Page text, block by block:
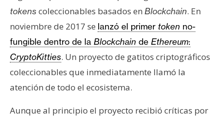
b
l
i
c
i
d
a
tokens coleccionables basados en Blockchain. En
noviembre de 2017 se lanzó el primer token no-
fungible dentro de la Blockchain de Ethereum:
CryptoKitties. Un proyecto de gatitos criptográficos
coleccionables que inmediatamente llamó la
atención de todo el ecosistema.
Aunque al principio el proyecto recibió críticas por